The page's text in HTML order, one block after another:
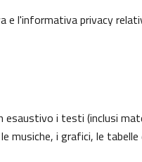
e l'informativa privacy
esaustivo i testi (inclusi
musiche, i grafici, le